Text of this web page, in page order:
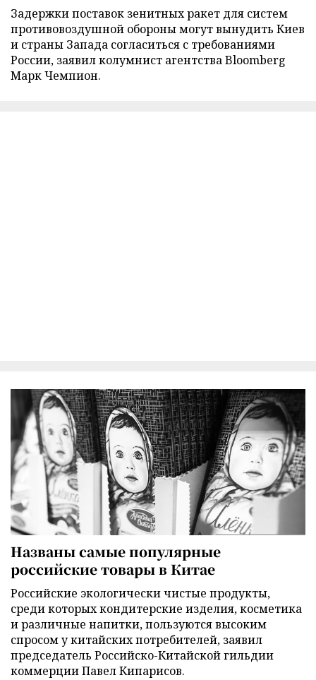
Задержки поставок зенитных ракет для систем
противовоздушной обороны могут вынудить Киев
и страны Запада согласиться с требованиями
России, заявил колумнист агентства Bloomberg
Марк Чемпион.
Названы самые популярные
российские товары в Китае
Российские экологически чистые продукты,
среди которых кондитерские изделия, косметика
и различные напитки, пользуются высоким
спросом у китайских потребителей, заявил
председатель Российско-Китайской гильдии
коммерции Павел Кипарисов.